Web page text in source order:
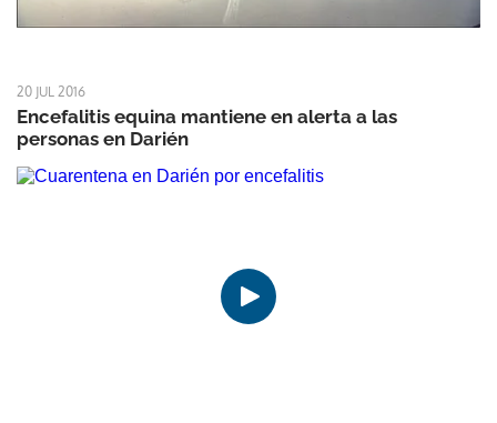
20 JUL 2016
Encefalitis equina mantiene en alerta a las
personas en Darién